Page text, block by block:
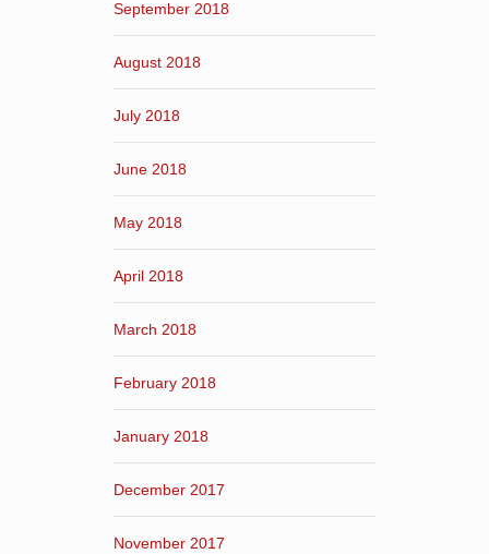
September 2018
August 2018
July 2018
June 2018
May 2018
April 2018
March 2018
February 2018
January 2018
December 2017
November 2017